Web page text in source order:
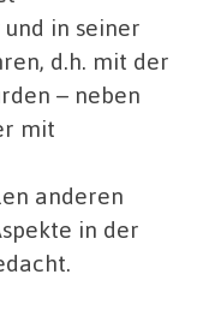
in seiner
d.h. mit der
– neben
mit
anderen
in der